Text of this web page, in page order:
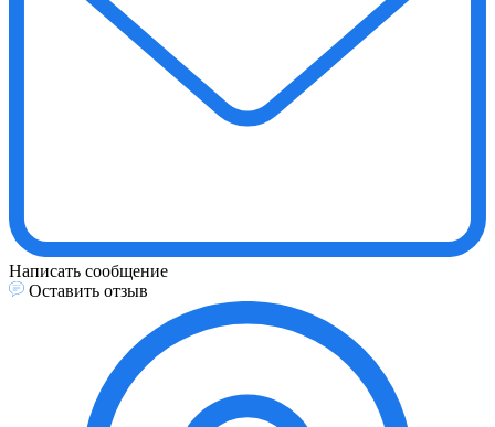
Написать сообщение
Оставить отзыв